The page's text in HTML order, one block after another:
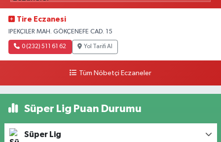
Tire Eczanesi
IPEKÇILER MAH. GÖKÇENEFE CAD. 15
0 (232) 511 61 62 Yol Tarifi Al
Tüm Nöbetçi Eczaneler
Süper Lig Puan Durumu
Süper Lig